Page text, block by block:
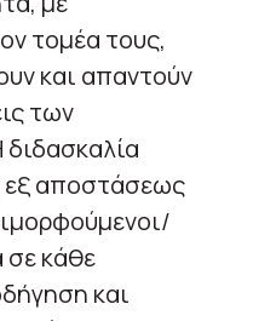
τομέα τους,
και απαντούν
των
εξ αποστάσεως
σε κάθε
και